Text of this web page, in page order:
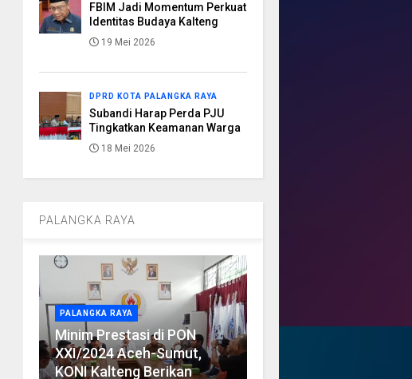
FBIM Jadi Momentum Perkuat
Identitas Budaya Kalteng
19 Mei 2026
DPRD KOTA PALANGKA RAYA
Subandi Harap Perda PJU
Tingkatkan Keamanan Warga
18 Mei 2026
PALANGKA RAYA
PALANGKA RAYA
Minim Prestasi di PON
XXI/2024 Aceh-Sumut,
KONI Kalteng Berikan